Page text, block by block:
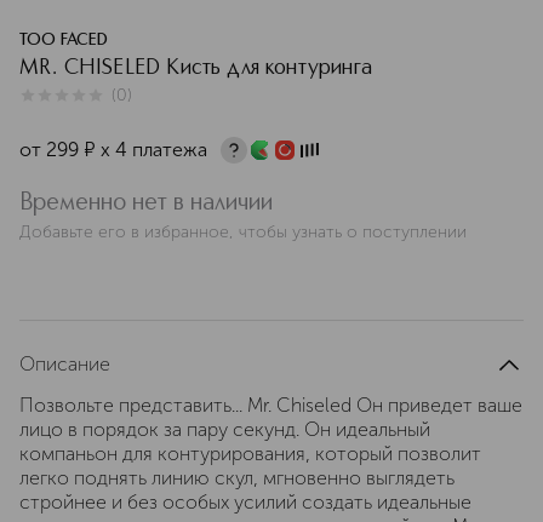
TOO FACED
MR. CHISELED Кисть для контуринга
(0)
от 299 ¤ х 4 платежа
Временно нет в наличии
Добавьте его в избранное, чтобы узнать о поступлении
Описание
Позвольте представить... Mr. Chiseled Он приведет ваше
лицо в порядок за пару секунд. Он идеальный
компаньон для контурирования, который позволит
легко поднять линию скул, мгновенно выглядеть
стройнее и без особых усилий создать идеальные